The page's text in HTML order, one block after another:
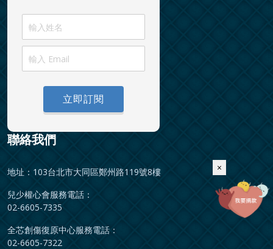
×
立即訂閱
聯絡我們
地址：103台北市大同區鄭州路119號8樓
兒少權心會服務電話：
02-6605-7335
全芯創傷復原中心服務電話：
02-6605-7322